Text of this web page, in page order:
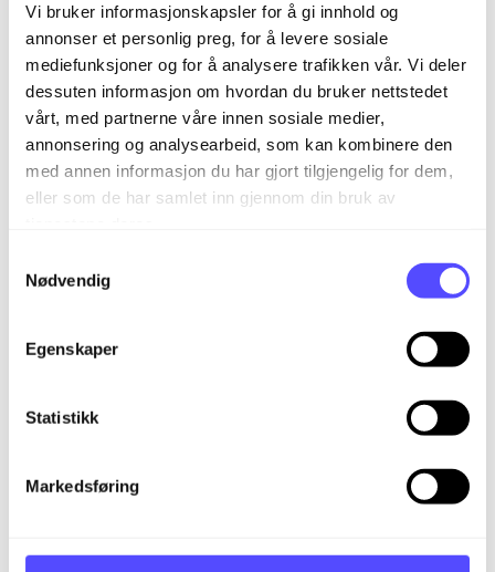
Vi bruker informasjonskapsler for å gi innhold og
annonser et personlig preg, for å levere sosiale
mediefunksjoner og for å analysere trafikken vår. Vi deler
dessuten informasjon om hvordan du bruker nettstedet
vårt, med partnerne våre innen sosiale medier,
annonsering og analysearbeid, som kan kombinere den
med annen informasjon du har gjort tilgjengelig for dem,
eller som de har samlet inn gjennom din bruk av
Nødvendig
Egenskaper
Statistikk
Markedsføring
utbetaling) må man nå ha A-
meldingsperiode samme som
utbetalingsperioden. Hvis ikke vil du få en
feilmelding fra Altinn om at periodene ikke
stemmer overens.